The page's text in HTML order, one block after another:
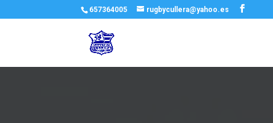
657364005 rugbycullera@yahoo.es